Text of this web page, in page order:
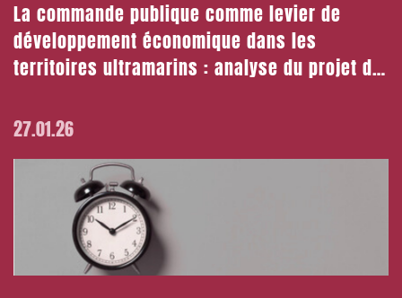
La commande publique comme levier de
développement économique dans les
territoires ultramarins : analyse du projet de
27.01.26